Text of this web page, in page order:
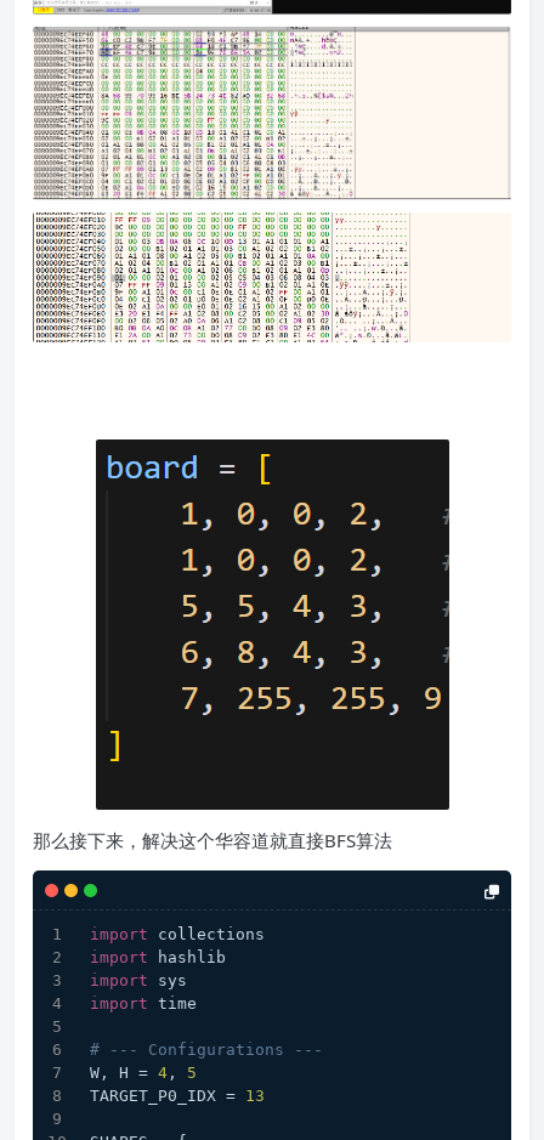
那么接下来，解决这个华容道就直接BFS算法
import collections
import hashlib
import sys
import time
# --- Configurations ---
W, H = 4 , 5
TARGET_P0_IDX = 13